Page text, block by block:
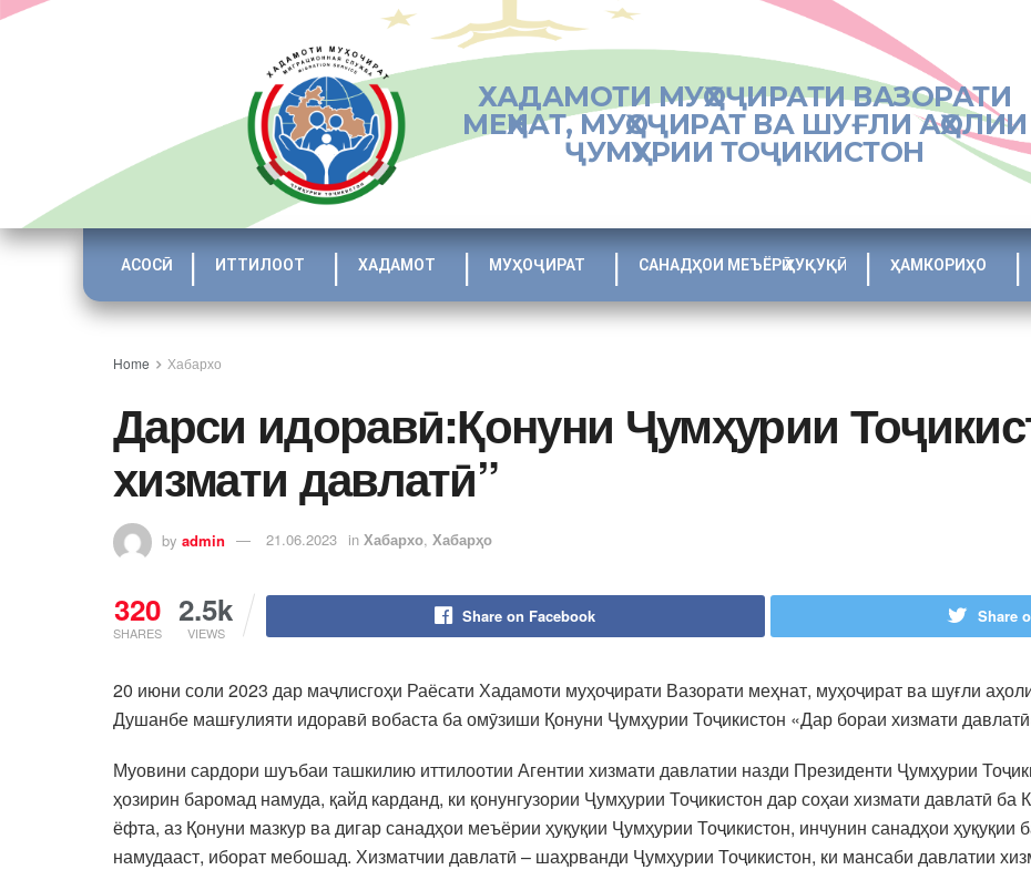
ХАДАМОТИ МУҲОҶИРАТИ ВАЗОРАТИ
МЕҲНАТ, МУҲОҶИРАТ ВА ШУҒЛИ АҲОЛИИ
ҶУМҲУРИИ ТОҶИКИСТОН
АСОСӢ ИТТИЛООТ ХАДАМОТ МУҲОҶИРАТ САНАДҲОИ МЕЪЁРӢ ҲУҚУҚӢ ҲАМКОРИҲО
Home Хабархо
Дарси идоравӣ:Қонуни Ҷумҳурии
хизмати давлатӣ”
by admin 21.06.2023 in Хабархо, Хабарҳо
320
SHARES
2.5k
VIEWS
Share on Facebook Share
20 июни соли 2023 дар маҷлисгоҳи Раёсати Хадамоти муҳоҷирати Вазорати меҳнат, муҳоҷират ва шуғли
Душанбе машғулияти идоравӣ вобаста ба омӯзиши Қонуни Ҷумҳурии Тоҷикистон «Дар бораи хизмати
Муовини сардори шуъбаи ташкилию иттилоотии Агентии хизмати давлатии назди Президенти Ҷумҳурии
ҳозирин баромад намуда, қайд карданд, ки қонунгузории Ҷумҳурии Тоҷикистон дар соҳаи хизмати давлатӣ ба
ёфта, аз Қонуни мазкур ва дигар санадҳои меъёрии ҳуқуқии Ҷумҳурии Тоҷикистон, инчунин санадҳои
намудааст, иборат мебошад. Хизматчии давлатӣ – шаҳрванди Ҷумҳурии Тоҷикистон, ки мансаби давлатии